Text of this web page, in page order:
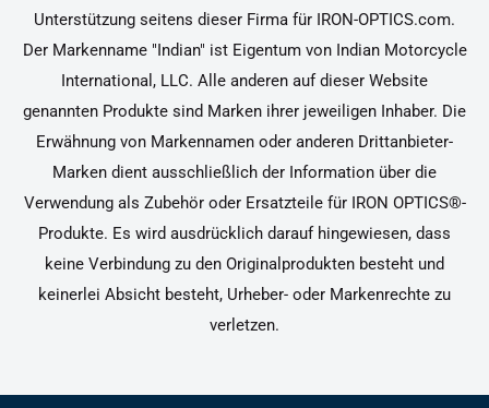
Unterstützung seitens dieser Firma für IRON-OPTICS.com.
Der Markenname "Indian" ist Eigentum von Indian Motorcycle
International, LLC. Alle anderen auf dieser Website
genannten Produkte sind Marken ihrer jeweiligen Inhaber. Die
Erwähnung von Markennamen oder anderen Drittanbieter-
Marken dient ausschließlich der Information über die
Verwendung als Zubehör oder Ersatzteile für IRON OPTICS®-
Produkte. Es wird ausdrücklich darauf hingewiesen, dass
keine Verbindung zu den Originalprodukten besteht und
keinerlei Absicht besteht, Urheber- oder Markenrechte zu
verletzen.